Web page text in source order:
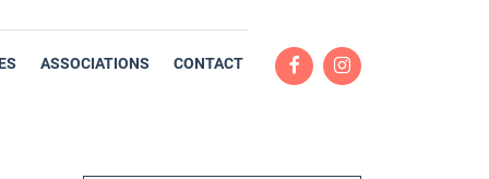
ASSOCIATIONS CONTACT